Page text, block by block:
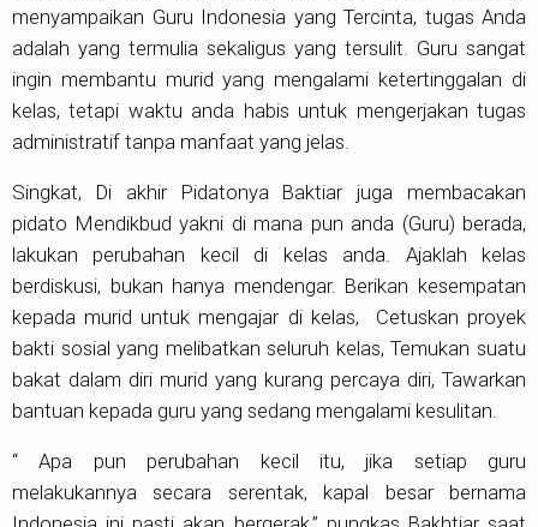
menyampaikan Guru Indonesia yang Tercinta, tugas Anda
adalah yang termulia sekaligus yang tersulit. Guru sangat
ingin membantu murid yang mengalami ketertinggalan di
kelas, tetapi waktu anda habis untuk mengerjakan tugas
administratif tanpa manfaat yang jelas.
Singkat, Di akhir Pidatonya Baktiar juga membacakan
pidato Mendikbud yakni di mana pun anda (Guru) berada,
lakukan perubahan kecil di kelas anda. Ajaklah kelas
berdiskusi, bukan hanya mendengar. Berikan kesempatan
kepada murid untuk mengajar di kelas, Cetuskan proyek
bakti sosial yang melibatkan seluruh kelas, Temukan suatu
bakat dalam diri murid yang kurang percaya diri, Tawarkan
bantuan kepada guru yang sedang mengalami kesulitan.
“ Apa pun perubahan kecil itu, jika setiap guru
melakukannya secara serentak, kapal besar bernama